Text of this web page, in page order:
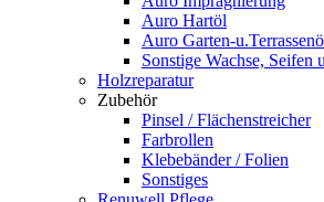
Auro Hartöl
Auro Garten-
Sonstige Wachse, Seifen
Holzreparatur
Zubehör
Pinsel / Flächenstreicher
Farbrollen
Klebebänder / Folien
Sonstiges